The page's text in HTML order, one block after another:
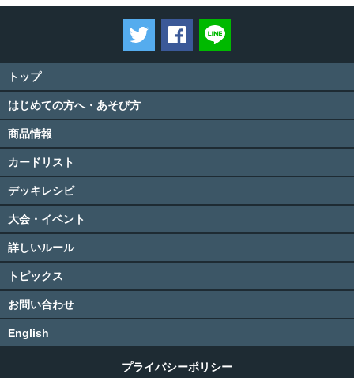
ツイートするFacebookでシェアする
トップ
はじめての方へ・あそび方
商品情報
カードリスト
デッキレシピ
大会・イベント
詳しいルール
トピックス
お問い合わせ
English
プライバシーポリシー